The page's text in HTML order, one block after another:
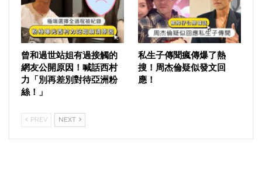
曾和過世站姐有過接觸的
網友公開原因！喊話西村
力「別再差別對待亞洲粉
絲！」
私生子傳聞瘋傳爆了熱
搜！周杰倫疑似發文回
應！
PREV NEXT